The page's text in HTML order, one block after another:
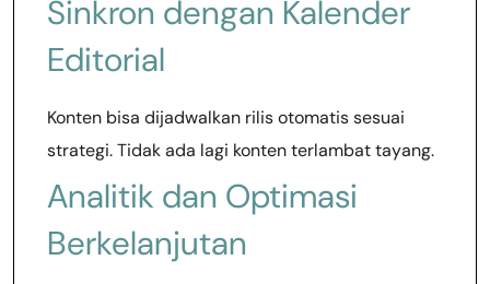
Sinkron dengan Kalender
Editorial
Konten bisa dijadwalkan rilis otomatis sesuai
strategi. Tidak ada lagi konten terlambat tayang.
Analitik dan Optimasi
Berkelanjutan